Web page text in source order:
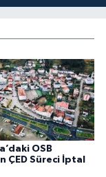
OSB
ÇED Süreci İptal